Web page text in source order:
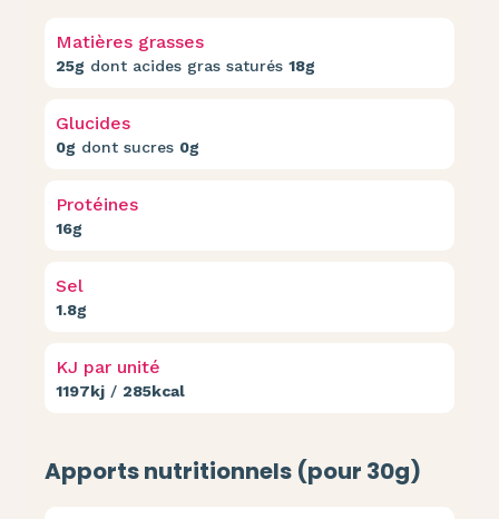
Matières grasses
25g dont acides gras saturés 18g
Glucides
0g dont sucres 0g
Protéines
16g
Sel
1.8g
KJ par unité
1197kj / 285kcal
Apports nutritionnels (pour 30g)